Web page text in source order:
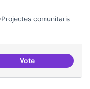
Projectes comunitaris
VoteProjecte Radars